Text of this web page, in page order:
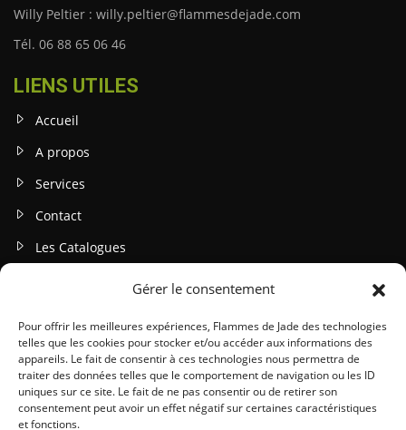
Gérer le consentement
Pour offrir les meilleures expériences, Flammes de Jade des technologies
telles que les cookies pour stocker et/ou accéder aux informations des
appareils. Le fait de consentir à ces technologies nous permettra de
traiter des données telles que le comportement de navigation ou les ID
uniques sur ce site. Le fait de ne pas consentir ou de retirer son
consentement peut avoir un effet négatif sur certaines caractéristiques
et fonctions.
Willy Peltier : willy.peltier@flammesdejade.com
Tél. 06 88 65 06 46
LIENS UTILES
Accueil
A propos
Services
Contact
Les Catalogues
INFOS LEGALES
Mentions légales
Politique de confidentialité
Gestion des cookies
Conditions générales (CGU / CGV)